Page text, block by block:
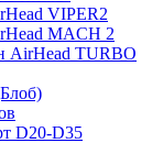
VIPER2
MACH 2
AirHead TURBO
D20-D35